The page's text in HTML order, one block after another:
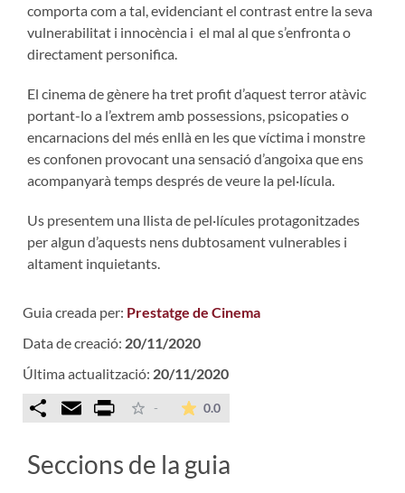
comporta com a tal, evidenciant el contrast entre la seva
vulnerabilitat i innocència i el mal al que s’enfronta o
directament personifica.
El cinema de gènere ha tret profit d’aquest terror atàvic
portant-lo a l’extrem amb possessions, psicopaties o
encarnacions del més enllà en les que víctima i monstre
es confonen provocant una sensació d’angoixa que ens
acompanyarà temps després de veure la pel·lícula.
Us presentem una llista de pel·lícules protagonitzades
per algun d’aquests nens dubtosament vulnerables i
altament inquietants.
Guia creada per: Prestatge de Cinema
Data de creació: 20/11/2020
Última actualització: 20/11/2020
Comparteix
Email Print - 0.0La mitjana de les valoracions
Seccions de la guia